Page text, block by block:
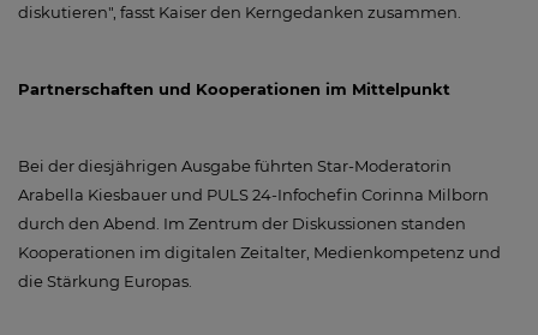
diskutieren", fasst Kaiser den Kerngedanken zusammen.
Partnerschaften und Kooperationen im Mittelpunkt
Bei der diesjährigen Ausgabe führten Star-Moderatorin
Arabella Kiesbauer und PULS 24-Infochefin Corinna Milborn
durch den Abend. Im Zentrum der Diskussionen standen
Kooperationen im digitalen Zeitalter, Medienkompetenz und
die Stärkung Europas.